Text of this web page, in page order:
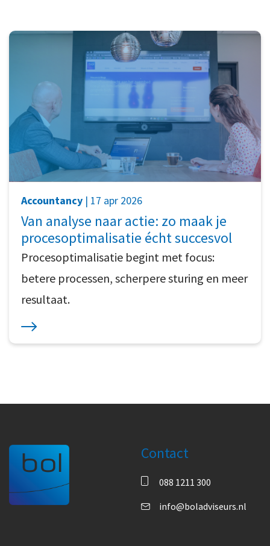
Accountancy | 17 apr 2026
Van analyse naar actie: zo maak je
procesoptimalisatie écht succesvol
Procesoptimalisatie begint met focus:
betere processen, scherpere sturing en meer
resultaat.
Contact
088 1211 300
info@boladviseurs.nl